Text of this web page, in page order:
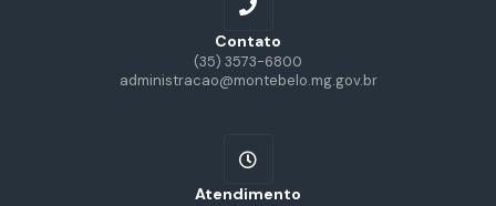
Contato
(35) 3573-6800
administracao@montebelo.mg.gov.br
Atendimento